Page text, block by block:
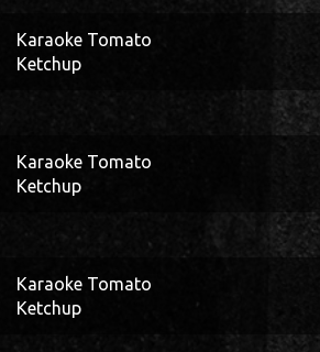
Karaoke Tomato
Ketchup
Karaoke Tomato
Ketchup
Karaoke Tomato
Ketchup